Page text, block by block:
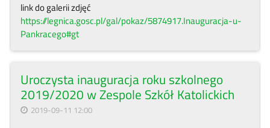
link do galerii zdjęć
https://legnica.gosc.pl/gal/pokaz/5874917.Inauguracja-u-
Pankracego#gt
Uroczysta inauguracja roku szkolnego
2019/2020 w Zespole Szkół Katolickich
2019-09-11 12:00